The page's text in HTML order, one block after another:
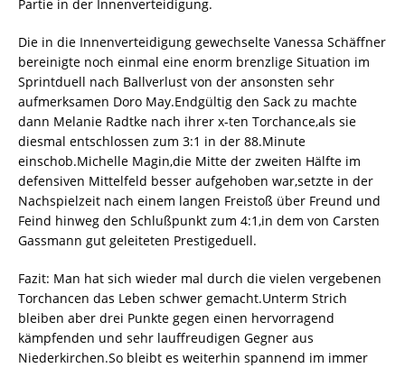
Partie in der Innenverteidigung.
Die in die Innenverteidigung gewechselte Vanessa Schäffner
bereinigte noch einmal eine enorm brenzlige Situation im
Sprintduell nach Ballverlust von der ansonsten sehr
aufmerksamen Doro May.Endgültig den Sack zu machte
dann Melanie Radtke nach ihrer x-ten Torchance,als sie
diesmal entschlossen zum 3:1 in der 88.Minute
einschob.Michelle Magin,die Mitte der zweiten Hälfte im
defensiven Mittelfeld besser aufgehoben war,setzte in der
Nachspielzeit nach einem langen Freistoß über Freund und
Feind hinweg den Schlußpunkt zum 4:1,in dem von Carsten
Gassmann gut geleiteten Prestigeduell.
Fazit: Man hat sich wieder mal durch die vielen vergebenen
Torchancen das Leben schwer gemacht.Unterm Strich
bleiben aber drei Punkte gegen einen hervorragend
kämpfenden und sehr lauffreudigen Gegner aus
Niederkirchen.So bleibt es weiterhin spannend im immer